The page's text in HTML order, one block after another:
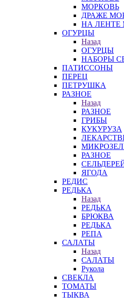
МОРКОВЬ
ДРАЖЕ
НА ЛЕНТЕ
ОГУРЦЫ
Назад
ОГУРЦЫ
НАБОРЫ
ПАТИССОНЫ
ПЕРЕЦ
ПЕТРУШКА
РАЗНОЕ
Назад
РАЗНОЕ
ГРИБЫ
КУКУРУЗА
РАЗНОЕ
ЯГОДА
РЕДИС
РЕДЬКА
Назад
РЕДЬКА
БРЮКВА
РЕДЬКА
РЕПА
САЛАТЫ
Назад
САЛАТЫ
Рукола
СВЕКЛА
ТОМАТЫ
ТЫКВА